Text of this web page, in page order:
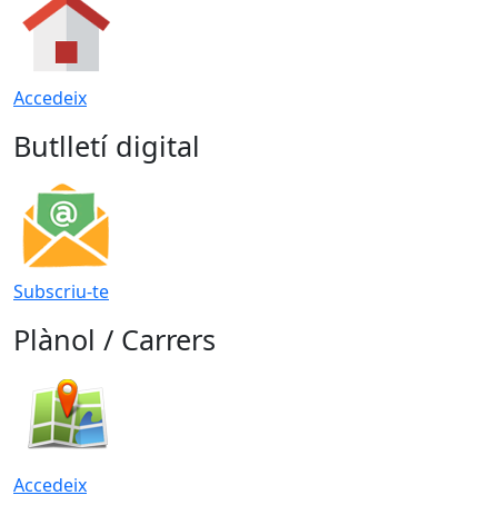
Accedeix
Butlletí digital
Subscriu-te
Plànol / Carrers
Accedeix